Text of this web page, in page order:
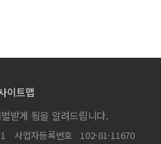
이트맵
받게 됨을 알려드립니다.
사업자등록번호
102-81-11670